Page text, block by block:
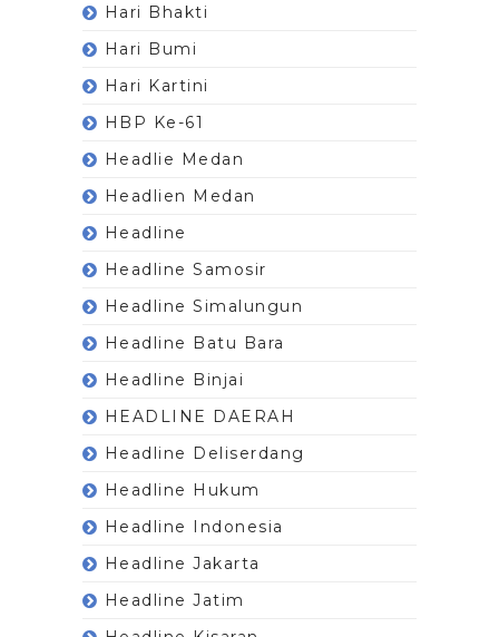
Hari Bhakti
Hari Bumi
Hari Kartini
HBP Ke-61
Headlie Medan
Headlien Medan
Headline
Headline Samosir
Headline Simalungun
Headline Batu Bara
Headline Binjai
HEADLINE DAERAH
Headline Deliserdang
Headline Hukum
Headline Indonesia
Headline Jakarta
Headline Jatim